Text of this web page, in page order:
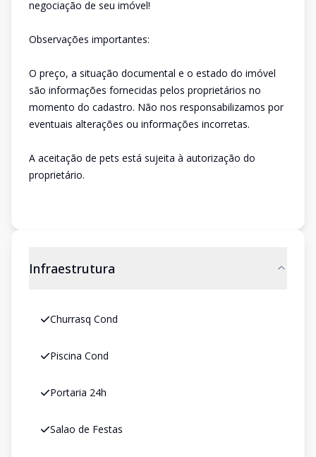
negociação de seu imóvel!
Observações importantes:
O preço, a situação documental e o estado do imóvel
são informações fornecidas pelos proprietários no
momento do cadastro. Não nos responsabilizamos por
eventuais alterações ou informações incorretas.
A aceitação de pets está sujeita à autorização do
proprietário.
Infraestrutura
Churrasq Cond
Piscina Cond
Portaria 24h
Salao de Festas